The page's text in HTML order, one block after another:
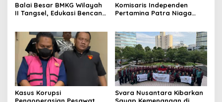
Balai Besar BMKG Wilayah
II Tangsel, Edukasi Bencana
23
Komisaris Independen
Pertamina Patra Niaga
Sentuhan Kemanusiaan dan
Keberlanjutan
Kasus Korupsi
Svara Nusantara Kibarkan